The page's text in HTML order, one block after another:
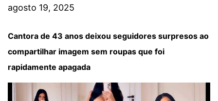
agosto 19, 2025
Cantora de 43 anos deixou seguidores surpresos ao
compartilhar imagem sem roupas que foi
rapidamente apagada